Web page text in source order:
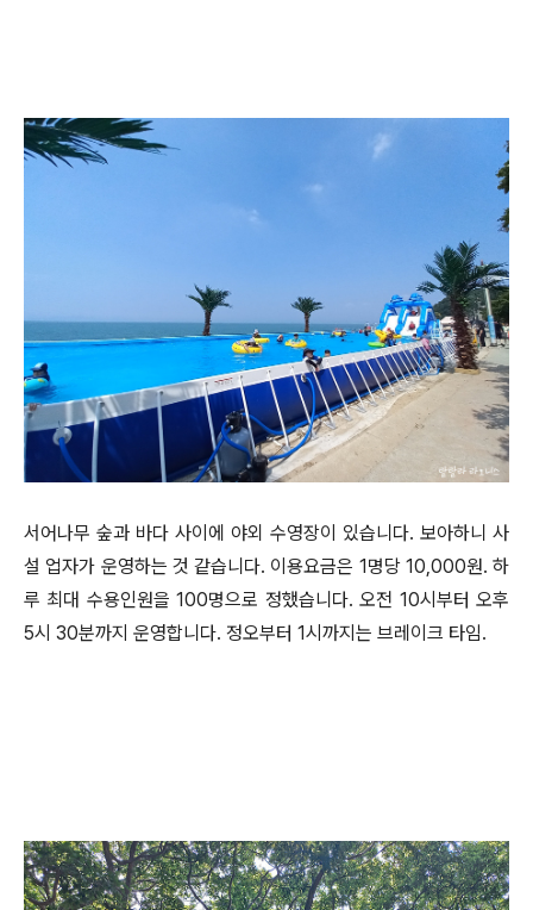
서어나무 숲과 바다 사이에 야외 수영장이 있습니다. 보아하니 사
설 업자가 운영하는 것 같습니다. 이용요금은 1명당 10,000원. 하
루 최대 수용인원을 100명으로 정했습니다. 오전 10시부터 오후
5시 30분까지 운영합니다. 정오부터 1시까지는 브레이크 타임.